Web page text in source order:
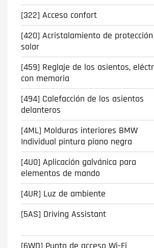
[322] Acceso confort
[420] Acristalamiento de protección
solar
[459] Reglaje de los asientos,
con memoria
[494] Calefacción de los asientos
delanteros
[4ML] Molduras interiores BMW
Individual pintura piano negra
[4U0] Aplicación galvánica para
elementos de mando
[4UR] Luz de ambiente
[5AS] Driving Assistant